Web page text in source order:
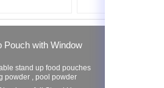
Pouch with Window
stand up food pouches
powder , pool powder